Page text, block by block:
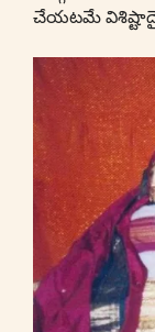
చేయటమే